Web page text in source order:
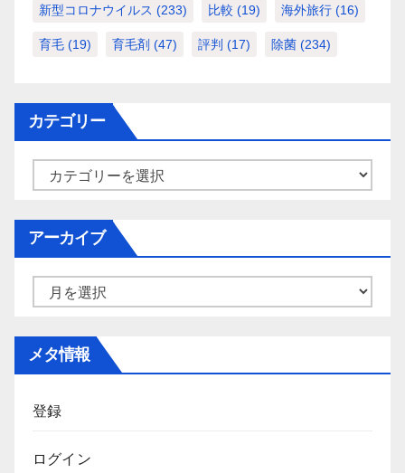
新型コロナウイルス (233) 比較 (19) 海外旅行 (16)
育毛 (19) 育毛剤 (47) 評判 (17) 除菌 (234)
カテゴリー
ー
アーカイブ
メタ情報
登録
ログイン